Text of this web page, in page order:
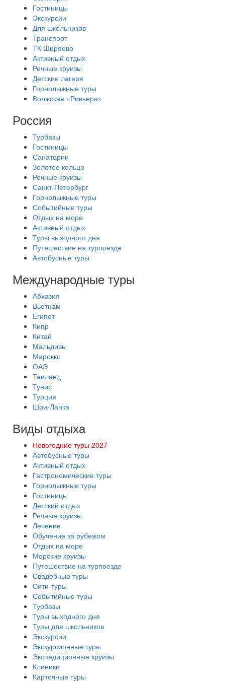
Гостиницы
Экскурсии
Для школьников
Транспорт
ТК Ширяево
Активный отдых
Речные круизы
Детские лагеря
Горнолыжные туры
Волжская «Ривьера»
Россия
Турбазы
Гостиницы
Санатории
Золотое кольцо
Речные круизы
Санкт-Петербург
Горнолыжные туры
Событийные туры
Отдых на море
Активный отдых
Туры выходного дня
Путешествие на турпоезде
Автобусные туры
Международные туры
Абхазия
Вьетнам
Египет
Кипр
Китай
Мальдивы
Марокко
ОАЭ
Таиланд
Тунис
Турция
Шри-Ланка
Виды отдыха
Новогодние туры 2027
Автобусные туры
Активный отдых
Гастрономические туры
Горнолыжные туры
Гостиницы
Детский отдых
Речные круизы
Лечение
Обучение за рубежом
Отдых на море
Морские круизы
Путешествие на турпоезде
Свадебные туры
Сити-туры
Событийные туры
Турбазы
Туры выходного дня
Туры для школьников
Экскурсии
Экскурсионные туры
Экспедиционные круизы
Клиники
Карточные туры